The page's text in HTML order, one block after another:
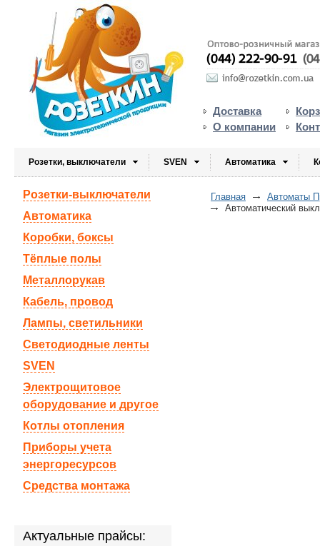
Доставка
О компании
Розетки, выключатели SVEN Автоматика
Главная
Автоматы
Автоматический
Розетки-выключатели
Автоматика
Коробки, боксы
Тёплые полы
Металлорукав
Кабель, провод
Лампы, светильники
Светодиодные ленты
SVEN
Электрощитовое
оборудование и другое
Котлы отопления
Приборы учета
энергоресурсов
Средства монтажа
Актуальные прайсы: